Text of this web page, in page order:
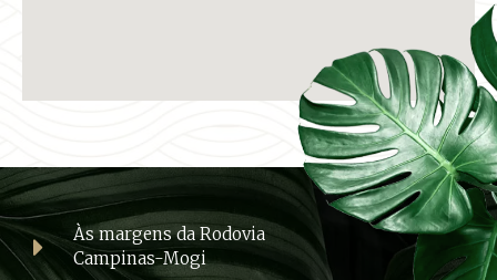
Às margens da Rodovia
Campinas-Mogi